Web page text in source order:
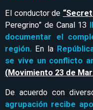
El conductor de
Peregrino” de Canal 13
documentar el
región. En la
se vive un conflicto
(Movimiento 23 de
De acuerdo con
agrupación recibe